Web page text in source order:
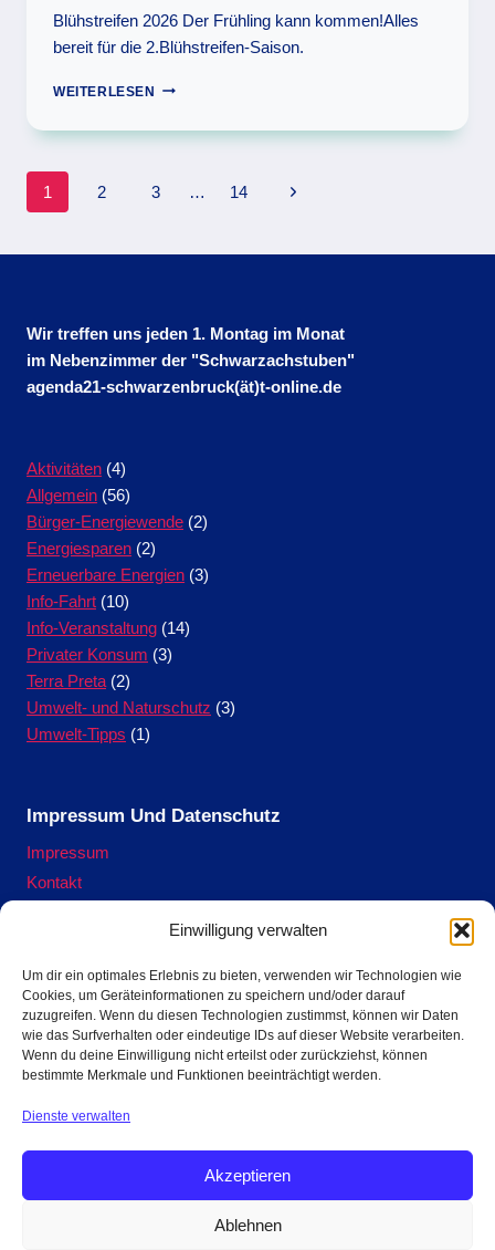
Einwilligung verwalten
Um dir ein optimales Erlebnis zu bieten, verwenden wir Technologien wie
Cookies, um Geräteinformationen zu speichern und/oder darauf
zuzugreifen. Wenn du diesen Technologien zustimmst, können wir Daten
wie das Surfverhalten oder eindeutige IDs auf dieser Website verarbeiten.
Wenn du deine Einwilligung nicht erteilst oder zurückziehst, können
bestimmte Merkmale und Funktionen beeinträchtigt werden.
Dienste verwalten
Akzeptieren
Ablehnen
Blühstreifen 2026 Der Frühling kann kommen!Alles
bereit für die 2.Blühstreifen-Saison.
WEITERLESEN
UNSER
PROJEKT
DIE
Seitennavigation
1 2 3 … 14
Nächste
Wir treffen uns jeden 1. Montag im Monat
im Nebenzimmer der "Schwarzachstuben"
agenda21-schwarzenbruck(ät)t-online.de
Aktivitäten (4)
Allgemein (56)
Bürger-Energiewende (2)
Energiesparen (2)
Erneuerbare Energien (3)
Info-Fahrt (10)
Info-Veranstaltung (14)
Privater Konsum (3)
Terra Preta (2)
Umwelt- und Naturschutz (3)
Umwelt-Tipps (1)
Impressum Und Datenschutz
Impressum
Kontakt
Cookie-Richtlinie (EU)
Terra Preta Ofen ausleihen hier.
Jetzt Reservieren